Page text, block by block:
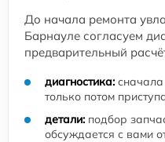
До начала ремонта
Барнауле согласуем
предварительный
диагностика:
только потом
детали: подбор
обсуждается с вами